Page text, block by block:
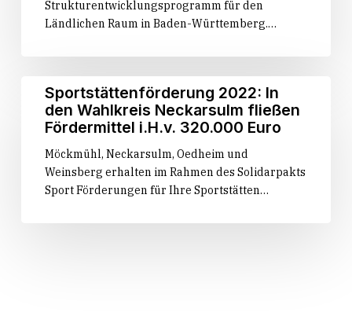
Telefon-
Betroffene
knapp
Strukturentwicklungsprogramm für den
Ländlichen Raum in Baden-Württemberg.…
Sportstättenförderung
2022:
Wahlkreis
Neckarsulm
fließen
Sportstättenförderung 2022: In
den Wahlkreis Neckarsulm fließen
Fördermittel i.H.v. 320.000 Euro
Möckmühl, Neckarsulm, Oedheim und
Weinsberg erhalten im Rahmen des Solidarpakts
Sport Förderungen für Ihre Sportstätten…